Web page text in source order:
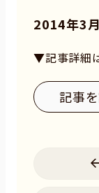
2014年3月
▼記事詳細
記事